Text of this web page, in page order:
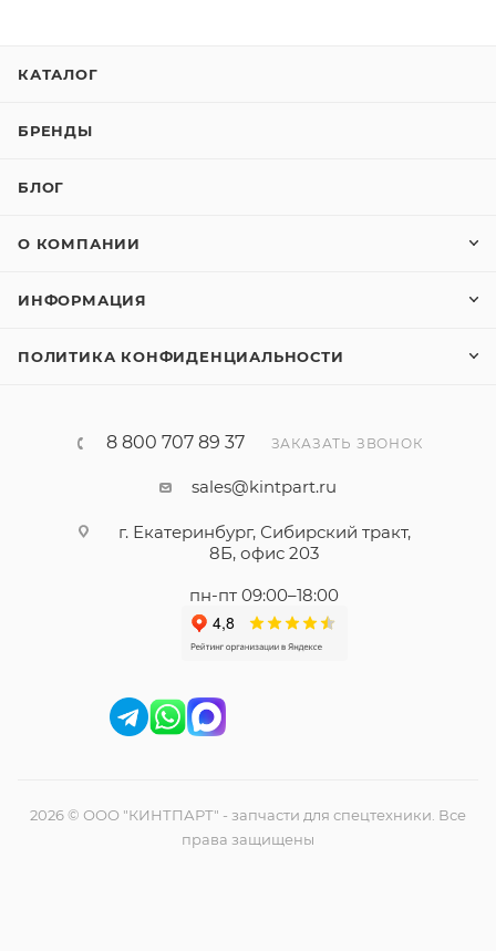
КАТАЛОГ
БРЕНДЫ
БЛОГ
О КОМПАНИИ
ИНФОРМАЦИЯ
ПОЛИТИКА КОНФИДЕНЦИАЛЬНОСТИ
8 800 707 89 37 ЗАКАЗАТЬ ЗВОНОК
sales@kintpart.ru
г. Екатеринбург, Сибирский тракт,
8Б, офис 203
пн-пт 09:00–18:00
2026 © ООО "КИНТПАРТ" - запчасти для спецтехники. Все
права защищены